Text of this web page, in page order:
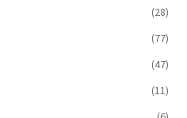
(28)
(77)
(47)
(11)